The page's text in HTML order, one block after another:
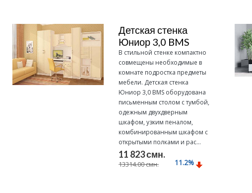
Детская стенка
Юниор 3,0 BMS
В стильной стенке компактно
совмещены необходимые в
комнате подростка предметы
мебели. Детская стенка
Юниор 3,0 BMS оборудована
письменным столом с тумбой,
одежным двухдверным
шкафом, узким пеналом,
комбинированным шкафом с
открытыми полками и рас...
11 823 смн.
13314.00 смн. 11.2%